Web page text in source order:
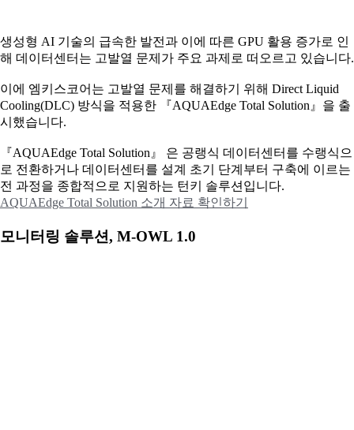
생성형 AI 기술의 급속한 발전과 이에 따른 GPU 활용 증가로 인
해 데이터센터는 고발열 문제가 주요 과제로 떠오르고 있습니다.
이에 엠키스코어는 고발열 문제를 해결하기 위해 Direct Liquid
Cooling(DLC) 방식을 적용한 『AQUAEdge Total Solution』을 출
시했습니다.
『AQUAEdge Total Solution』 은 공랭식 데이터센터를 수랭식으
로 전환하거나 데이터센터를 설계 초기 단계부터 구축에 이르는
전 과정을 종합적으로 지원하는 턴키 솔루션입니다.
AQUAEdge Total Solution 소개 자료 확인하기
모니터링 솔루션, M-OWL 1.0